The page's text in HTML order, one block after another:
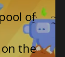
of
on the